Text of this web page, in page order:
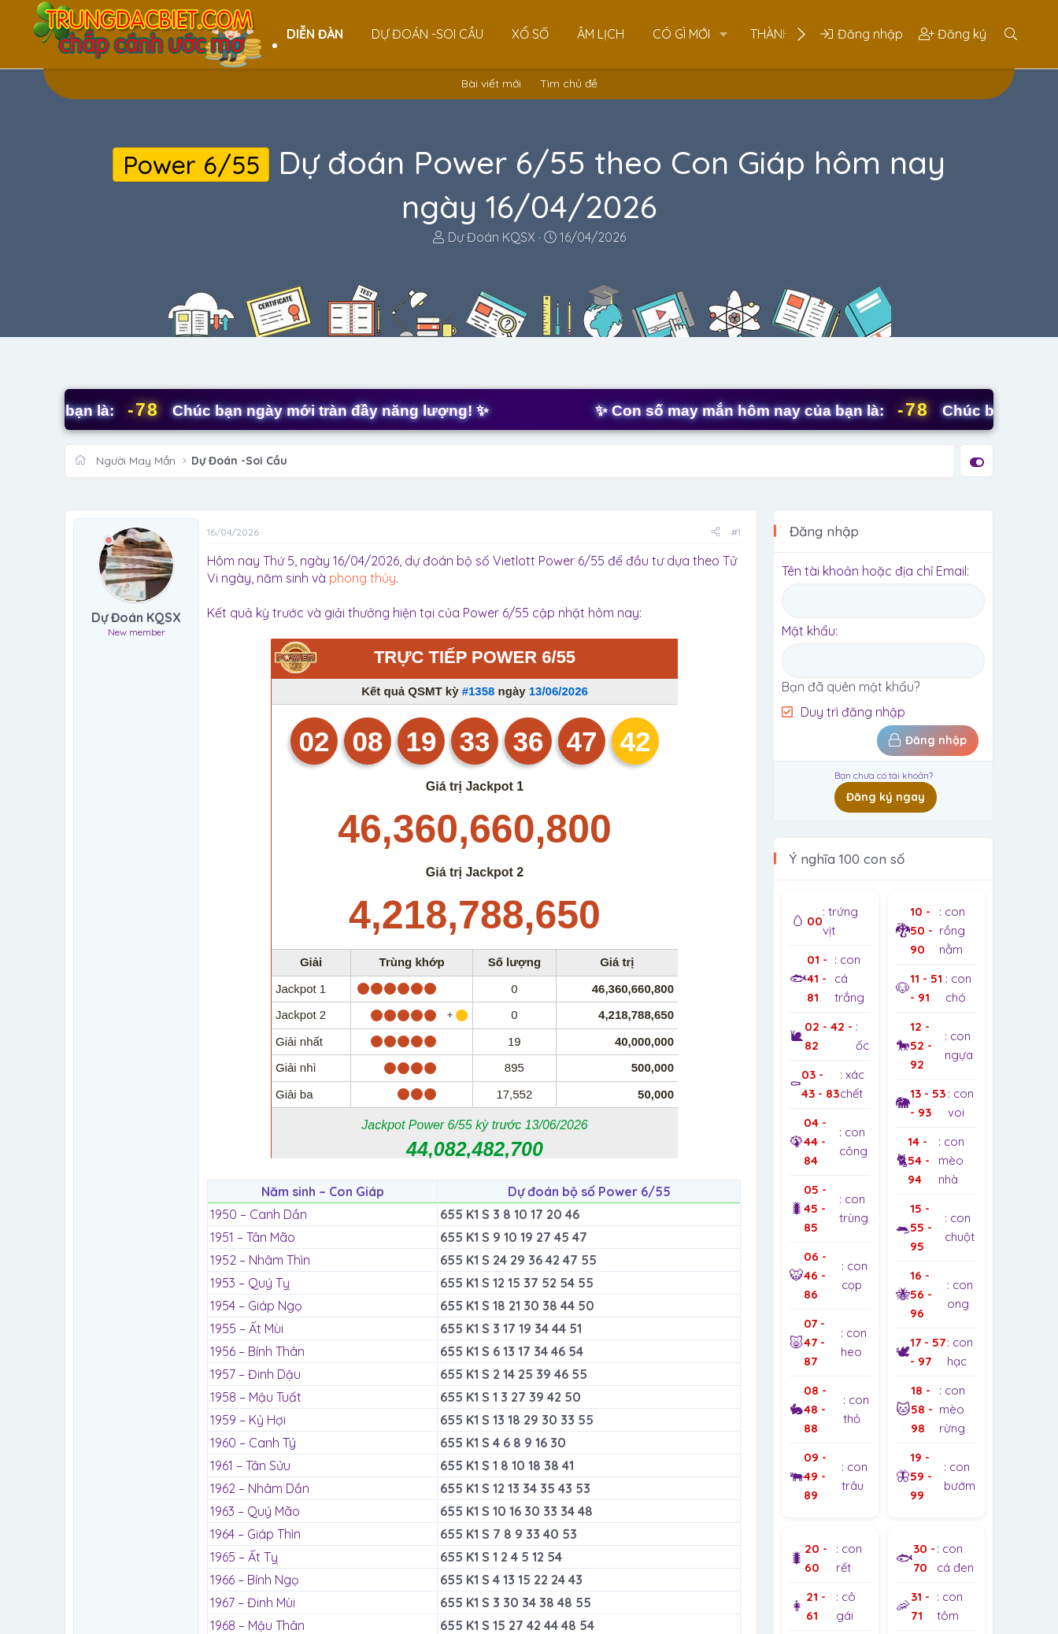
DIỄN ĐÀN DỰ ĐOÁN -SOI CẦU XỔ SỐ ÂM LỊCH CÓ GÌ MỚI THÀNH VIÊN Đăng nhập Đăng ký
Bài viết mới Tìm chủ đề
Power 6/55
Dự đoán Power 6/55 theo Con Giáp hôm nay
ngày 16/04/2026
T
d
s
r
t
e
Dự Đoán KQSX
N
ử
i
16/04/2026
bạn là: -78 Chúc bạn ngày mới tràn đầy năng lượng! ✨ ✨ Con số may mắn hôm nay của bạn là: -78 Chúc bạn ngày mới
Người May Mắn Dự Đoán -Soi Cầu
Dự Đoán KQSX
New member
16/04/2026 #1
Hôm nay Thứ 5, ngày 16/04/2026, dự đoán bộ số Vietlott Power 6/55 để đầu tư dựa theo Tử
Vi ngày, năm sinh và phong thủy.
Kết quả kỳ trước và giải thưởng hiện tại của Power 6/55 cập nhật hôm nay:
Năm sinh – Con Giáp
Dự đoán bộ số Power 6/55
1950 – Canh Dần
655 K1 S 3 8 10 17 20 46
1951 – Tân Mão
655 K1 S 9 10 19 27 45 47
1952 – Nhâm Thìn
655 K1 S 24 29 36 42 47 55
1953 – Quý Tỵ
655 K1 S 12 15 37 52 54 55
1954 – Giáp Ngọ
655 K1 S 18 21 30 38 44 50
1955 – Ất Mùi
655 K1 S 3 17 19 34 44 51
1956 – Bính Thân
655 K1 S 6 13 17 34 46 54
1957 – Đinh Dậu
655 K1 S 2 14 25 39 46 55
1958 – Mậu Tuất
655 K1 S 1 3 27 39 42 50
1959 – Kỷ Hợi
655 K1 S 13 18 29 30 33 55
1960 – Canh Tý
655 K1 S 4 6 8 9 16 30
1961 – Tân Sửu
655 K1 S 1 8 10 18 38 41
1962 – Nhâm Dần
655 K1 S 12 13 34 35 43 53
1963 – Quý Mão
655 K1 S 10 16 30 33 34 48
1964 – Giáp Thìn
655 K1 S 7 8 9 33 40 53
1965 – Ất Tỵ
655 K1 S 1 2 4 5 12 54
1966 – Bính Ngọ
655 K1 S 4 13 15 22 24 43
1967 – Đinh Mùi
655 K1 S 3 30 34 38 48 55
1968 – Mậu Thân
655 K1 S 15 27 42 44 48 54
Đăng nhập
Tên tài khoản hoặc địa chỉ Email
Mật khẩu
Bạn đã quên mật khẩu?
Duy trì đăng nhập
Đăng nhập
Bạn chưa có tài khoản?
Đăng ký ngay
Ý nghĩa 100 con số
🥚 00
: trứng
vịt
🐟
01 -
41 -
81
: con
cá
trắng
🐌
02 - 42 -
82
:
ốc
⚰️
03 -
43 - 83
: xác
chết
🦚
04 -
44 -
84
: con
công
🐛
05 -
45 -
85
: con
trùng
🐯
06 -
46 -
86
: con
cọp
🐷
07 -
47 -
87
: con
heo
🐇
08 -
48 -
88
: con
thỏ
🐃
09 -
49 -
89
: con
trâu
🐉
10 -
50 -
90
: con
rồng
nằm
🐶
11 - 51
- 91
: con
chó
🐎
12 -
52 -
92
: con
ngựa
🐘
13 - 53
- 93
: con
voi
🐈
14 -
54 -
94
: con
mèo
nhà
🐀
15 -
55 -
95
: con
chuột
🐝
16 -
56 -
96
: con
ong
🕊️
17 - 57
- 97
: con
hạc
🐱
18 -
58 -
98
: con
mèo
rừng
🦋
19 -
59 -
99
: con
bướm
🐛
20 -
60
: con
rết
👩
21 -
61
: cô
gái
🐟
30 -
70
: con
cá đen
🦐
31 -
71
: con
tôm